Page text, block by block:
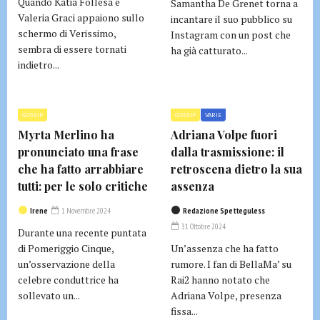
Valeria Graci appaiono sullo
schermo di Verissimo,
sembra di essere tornati
indietro...
Samantha De Grenet torna a
incantare il suo pubblico su
Instagram con un post che
ha già catturato...
GOSSIP
Myrta Merlino ha
pronunciato una frase
che ha fatto arrabbiare
tutti: per le solo critiche
Irene 1 Novembre 2024
Durante una recente puntata
di Pomeriggio Cinque,
un’osservazione della
celebre conduttrice ha
sollevato un...
GOSSIP VARIE
Adriana Volpe fuori
dalla trasmissione: il
retroscena dietro la sua
assenza
Redazione Spetteguless
31 Ottobre 2024
Un’assenza che ha fatto
rumore. I fan di BellaMa’ su
Rai2 hanno notato che
Adriana Volpe, presenza
fissa...